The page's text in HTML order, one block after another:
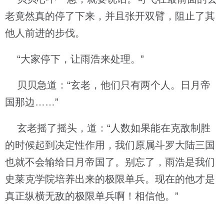
老竟然真的停了下来，并且张开双臂，阻止了其
他人前进的步伐。
“大家停下，让雨浩来处理。”
贝贝急道：“玄老，他们只有两个人。日月帝
国那边……”
玄老摇了摇头，道：“人数如果能在克敌制胜
的时候起到决定性作用，我们原属斗罗大陆三国
也就不会输给日月帝国了。别忘了，雨浩是我们
史莱克学院培养出来的极限单兵。现在的他才是
真正纵横无敌的极限单兵啊！相信他。”